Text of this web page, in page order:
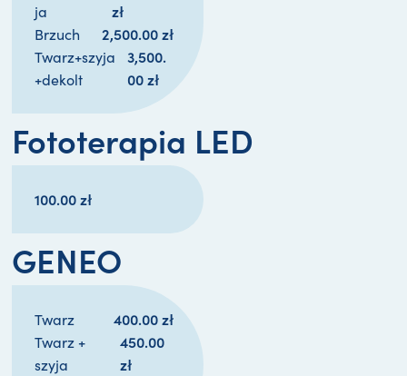
ja
zł
Brzuch 2,500.00 zł
Twarz+szyja
+dekolt
3,500.
00 zł
Fototerapia LED
100.00zł
GENEO
Twarz 400.00 zł
Twarz +
szyja
450.00
zł